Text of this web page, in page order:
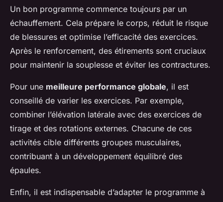
Un bon programme commence toujours par un
échauffement. Cela prépare le corps, réduit le risque
de blessures et optimise l’efficacité des exercices.
Après le renforcement, des étirements sont cruciaux
pour maintenir la souplesse et éviter les contractures.
Pour une meilleure performance globale, il est
conseillé de varier les exercices. Par exemple,
combiner l’élévation latérale avec des exercices de
tirage et des rotations externes. Chacune de ces
activités cible différents groupes musculaires,
contribuant à un développement équilibré des
épaules.
Enfin, il est indispensable d’adapter le programme à